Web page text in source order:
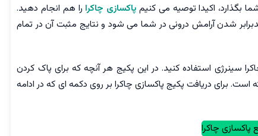
و
پایین
بگذارد، اکیدا توصیه می کنیم پاکسازی چاکرا را هم انجام دهید.
شدن آرامش درونی در شما می شود و نتایج مثبت آن در تمام
سینرژی استفاده کنید. در این پکیج هر آنچه که برای پاک کردن
است. برای دریافت پکیج پاکسازی چاکرا بر روی دکمه ای که در ادامه
پاکسازی چاکرا